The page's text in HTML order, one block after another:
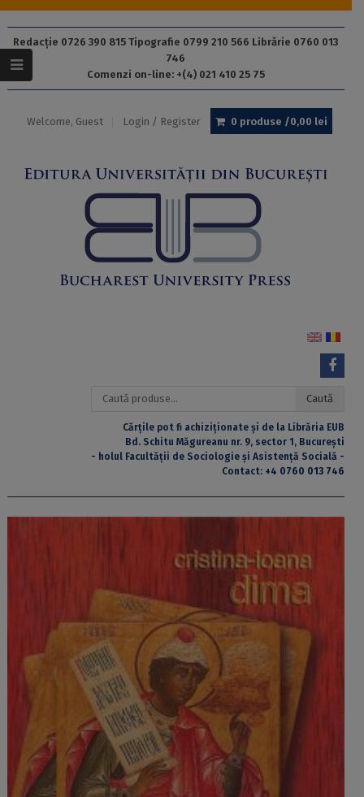
Redacție 0726 390 815 Tipografie 0799 210 566 Librărie 0760 013
746
Comenzi on-line: +(4) 021 410 25 75
Welcome, Guest Login / Register 0 produse /0,00 lei
Caută
Caută
Cărțile pot fi achiziționate și de la Librăria EUB
Bd. Schitu Măgureanu nr. 9, sector 1, București
- holul Facultății de Sociologie și Asistență Socială -
Contact: +4 0760 013 746